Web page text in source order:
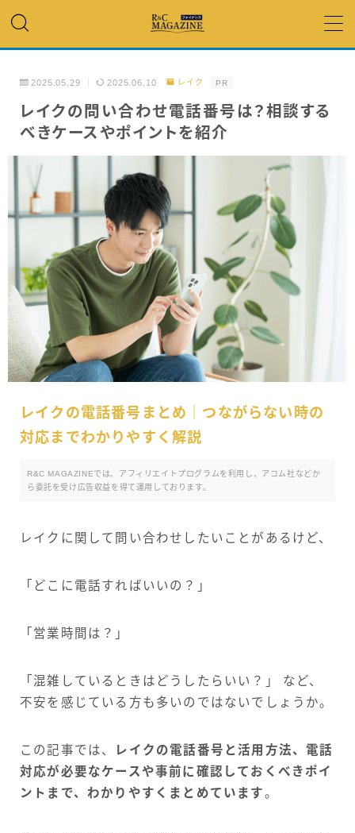
アコム・レイク・ プロミス
銀行カードローン
キャッシング
「低金利」 で借りたい
カードローンランキング
2025.05.29 2025.06.10 レイク PR
レイクの問い合わせ電話番号は？相談する
べきケースやポイントを紹介
レイクの電話番号まとめ｜つながらない時の
対応までわかりやすく解説
R&C MAGAZINEでは、アフィリエイトプログラムを利用し、アコム社などか
ら委託を受け広告収益を得て運用しております。
レイクに関して問い合わせしたいことがあるけど、
「どこに電話すればいいの？」
「営業時間は？」
「混雑しているときはどうしたらいい？」 など、
不安を感じている方も多いのではないでしょうか。
この記事では、
レイクの電話番号と活用方法、電話
対応が必要なケースや事前に確認しておくべきポイ
ントまで、わかりやすくまとめています。